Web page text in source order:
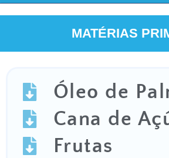
MATÉRIAS
Óleo de
Cana de
Frutas